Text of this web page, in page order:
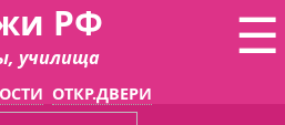
☰
РФ
училища
ОТКР.ДВЕРИ